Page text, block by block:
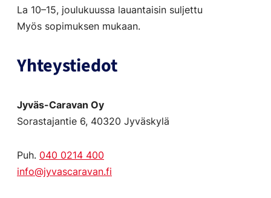
La 10–15, joulukuussa lauantaisin suljettu
Myös sopimuksen mukaan.
Yhteystiedot
Jyväs-Caravan Oy
Sorastajantie 6, 40320 Jyväskylä
Puh. 040 0214 400
info@jyvascaravan.fi